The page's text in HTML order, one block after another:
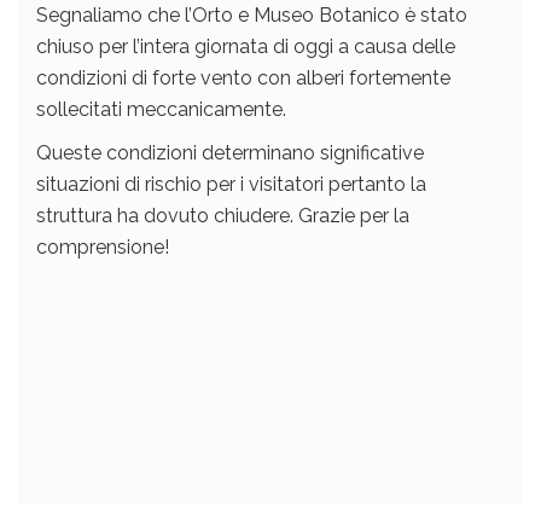
Segnaliamo che l’Orto e Museo Botanico è stato
chiuso per l’intera giornata di oggi a causa delle
condizioni di forte vento con alberi fortemente
sollecitati meccanicamente.
Queste condizioni determinano significative
situazioni di rischio per i visitatori pertanto la
struttura ha dovuto chiudere. Grazie per la
comprensione!